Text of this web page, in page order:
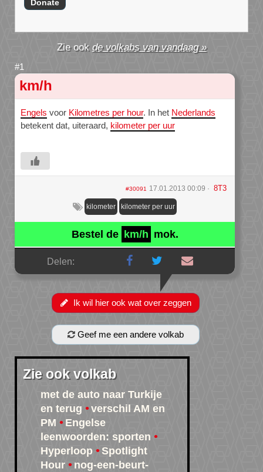
de volkabs van vandaag »
km/h
Engels voor Kilometres per hour. In het Nederlands
betekent dat, uiteraard, kilometer per uur
#30091 17.01.2013 00:09 8T3
kilometer kilometer per uur
Bestel de km/h mok.
Delen:
Ik wil hier ook wat over zeggen
Geef me een andere volkab
Zie ook volkab
met de auto naar Turkije
en terug
verschil AM en
PM
Engelse
leenwoorden: sporten
Hyperloop
Spotlight
Hour
nog-een-beurt-